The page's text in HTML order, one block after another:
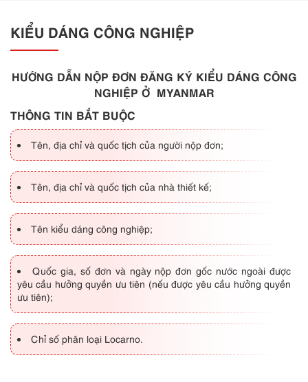
KIỂU DÁNG CÔNG NGHIỆP
HƯỚNG DẪN NỘP ĐƠN ĐĂNG KÝ KIỂU DÁNG CÔNG
NGHIỆP Ở MYANMAR
THÔNG TIN BẮT BUỘC
Tên, địa chỉ và quốc tịch của người nộp đơn;
Tên, địa chỉ và quốc tịch của nhà thiết kế;
Tên kiểu dáng công nghiệp;
Quốc gia, số đơn và ngày nộp đơn gốc nước ngoài được
yêu cầu hưởng quyền ưu tiên (nếu được yêu cầu hưởng quyền
ưu tiên);
Chỉ số phân loại Locarno.